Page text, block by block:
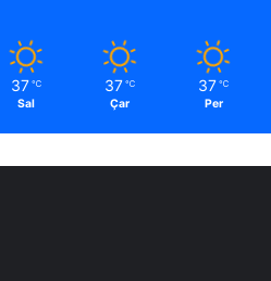
37 ℃
Sal
37 ℃
Çar
37 ℃
Per